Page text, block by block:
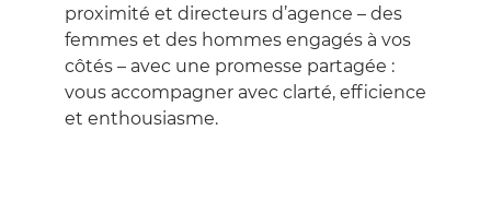
proximité et directeurs d’agence – des
femmes et des hommes engagés à vos
côtés – avec une promesse partagée :
vous accompagner avec clarté, efficience
et enthousiasme.